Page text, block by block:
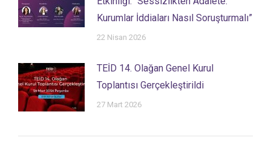
Kurumlar İddiaları Nasıl Soruşturmalı”
22 Nisan 2026
TEİD 14. Olağan Genel Kurul
Toplantısı Gerçekleştirildi
27 Mart 2026